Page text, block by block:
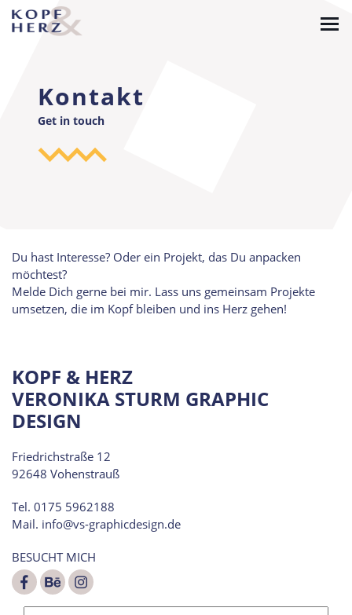
Skip
Kontakt
Get in touch
Du hast Interesse? Oder ein Projekt, das Du anpacken
möchtest?
Melde Dich gerne bei mir. Lass uns gemeinsam Projekte
umsetzen, die im Kopf bleiben und ins Herz gehen!
KOPF & HERZ
VERONIKA STURM GRAPHIC
DESIGN
Friedrichstraße 12
92648 Vohenstrauß
Tel. 0175 5962188
Mail. info@vs-graphicdesign.de
BESUCHT MICH